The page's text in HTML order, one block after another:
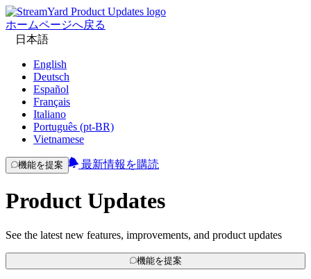
ホームページへ戻る
日本語
English
Deutsch
Español
Français
Italiano
Português (pt-BR)
Vietnamese
機能を提案 最新情報を購読
Product Updates
See the latest new features, improvements, and product updates
機能を提案